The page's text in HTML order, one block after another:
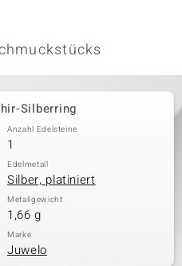
Silberring
Anzahl Edelsteine
1
Edelmetall
Silber, platiniert
Metallgewicht
1,66 g
Marke
Juwelo